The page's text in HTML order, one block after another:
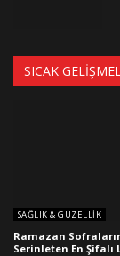
SICAK
SAĞLIK & GÜZELLIK
Ramazan
Serinleten En Şifalı